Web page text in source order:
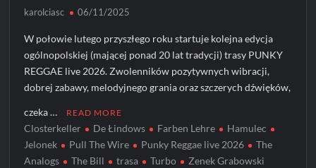
karolciasc 06/11/2025
W połowie lutego przyszłego roku startuje kolejna edycja
ogólnopolskiej (mającej ponad 20 lat tradycji) trasy PUNKY
REGGAE live 2026. Zwolenników pozytywnych wibracji,
dobrej zabawy, melodyjnego grania oraz szczerych dźwięków,
czeka … READ MORE
Closterkeller De Łindows Farben Lehre
Hamulec
Jelonek
Pull The Wire Punky Reggae live 2026
The
Analogs
The Bill trasa Turbo Zenek Grabowski